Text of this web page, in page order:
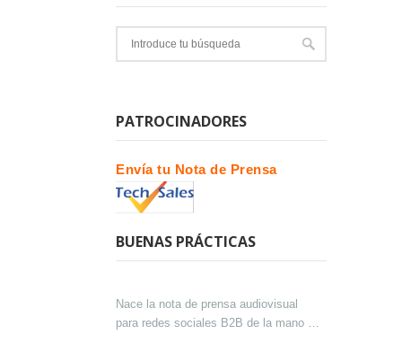
PATROCINADORES
Envía tu Nota de Prensa
BUENAS PRÁCTICAS
Nace la nota de prensa audiovisual
para redes sociales B2B de la mano de